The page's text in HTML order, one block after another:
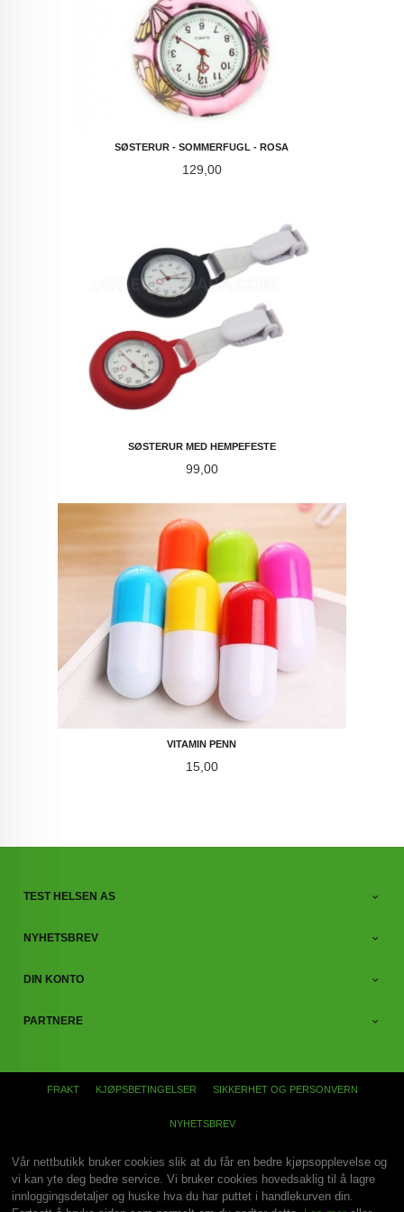
SØSTERUR - SOMMERFUGL - ROSA
Pris
129,00
SØSTERUR MED HEMPEFESTE
Pris
99,00
VITAMIN PENN
Pris
15,00
TEST HELSEN AS
NYHETSBREV
DIN KONTO
PARTNERE
FRAKT KJØPSBETINGELSER SIKKERHET OG PERSONVERN
NYHETSBREV
Vår nettbutikk bruker cookies slik at du får en bedre kjøpsopplevelse og
vi kan yte deg bedre service. Vi bruker cookies hovedsaklig til å lagre
innloggingsdetaljer og huske hva du har puttet i handlekurven din.